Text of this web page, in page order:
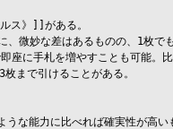
ス》]]がある。
微妙な差はあるものの、1枚
に手札を増やすことも可能。比
まで引けることがある。
能力に比べれば確実性が高い